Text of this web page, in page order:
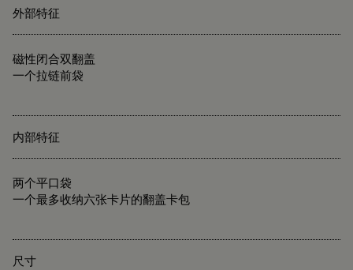
外部特征
磁性闭合双翻盖
一个拉链前袋
内部特征
两个平口袋
一个最多收纳六张卡片的翻盖卡包
尺寸